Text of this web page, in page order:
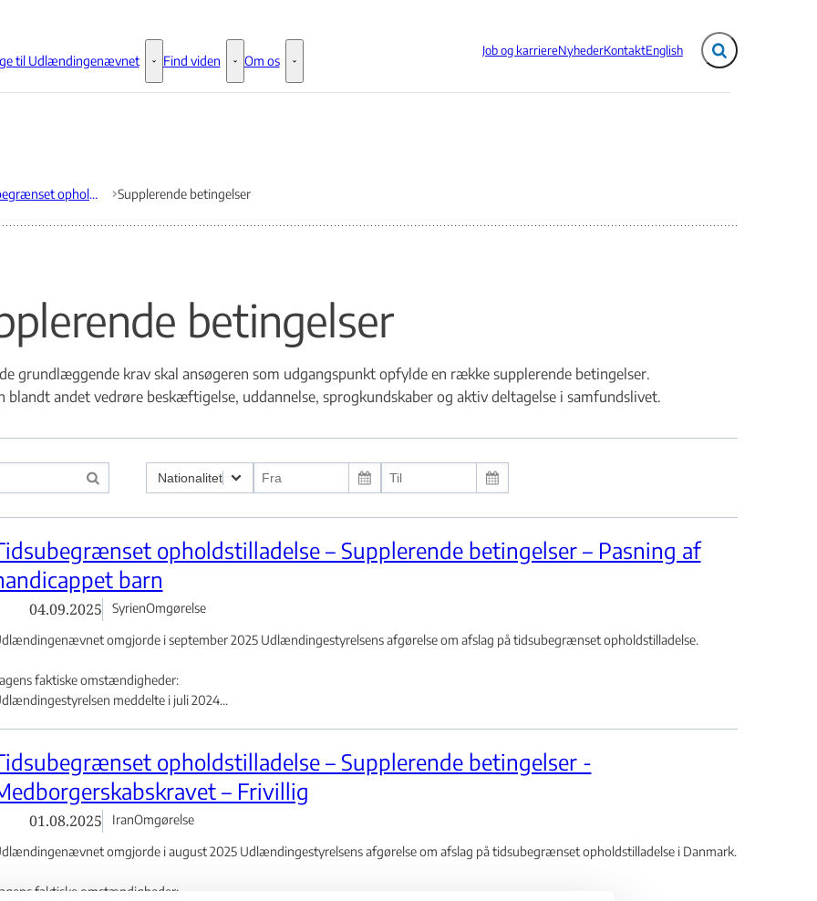
Job og karriereNyhederKontaktEnglish Fold søgefelt ud
til Udlændingenævnet Klage til Udlændingenævnet - Flere links
Find viden Find viden - Flere links
Om os Om os - Flere links
Tidsubegrænset opholdstilladelse Supplerende betingelser
ved indrejse - Flere links
eller klage - Flere links
- Flere links
betingelser
grundlæggende krav skal ansøgeren som udgangspunkt opfylde en række supplerende betingelser.
blandt andet vedrøre beskæftigelse, uddannelse, sprogkundskaber og aktiv deltagelse i samfundslivet.
Nationalitet
opholdstilladelse – Supplerende betingelser – Pasning af
barn
04.09.2025 SyrienOmgørelse
omgjorde i september 2025 Udlændingestyrelsens afgørelse om afslag på tidsubegrænset opholdstilladelse.
faktiske omstændigheder:
meddelte i juli 2024...
opholdstilladelse – Supplerende betingelser -
– Frivillig
01.08.2025 IranOmgørelse
omgjorde i august 2025 Udlændingestyrelsens afgørelse om afslag på tidsubegrænset opholdstilladelse i Danmark.
faktiske omstændigheder: